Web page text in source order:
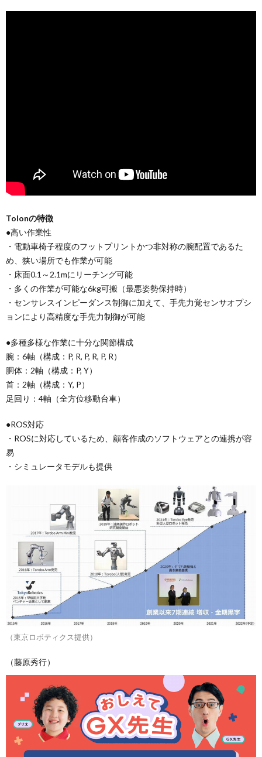
Tolonの特徴
●高い作業性
・電動車椅子程度のフットプリントかつ非対称の腕配置であるた
め、狭い場所でも作業が可能
・床面0.1～2.1mにリーチング可能
・多くの作業が可能な6kg可搬（最悪姿勢保持時）
・センサレスインピーダンス制御に加えて、手先力覚センサオプシ
ョンにより高精度な手先力制御が可能
●多種多様な作業に十分な関節構成
腕：6軸（構成：P, R, P, R, P, R）
胴体：2軸（構成：P, Y）
首：2軸（構成：Y, P）
足回り：4軸（全方位移動台車）
●ROS対応
・ROSに対応しているため、顧客作成のソフトウェアとの連携が容
易
・シミュレータモデルも提供
（東京ロボティクス提供）
（藤原秀行）